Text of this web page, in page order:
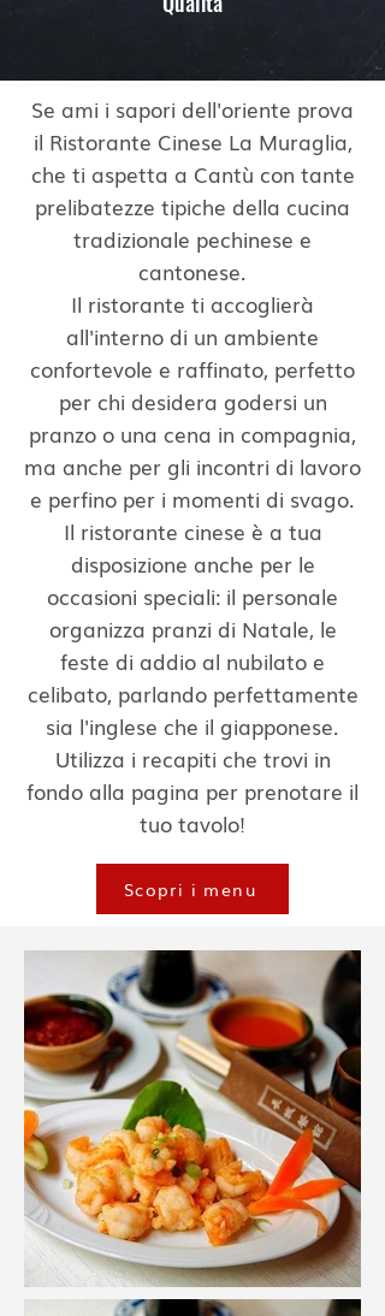
Se ami i sapori dell'oriente prova
il Ristorante Cinese La Muraglia,
che ti aspetta a Cantù con tante
prelibatezze tipiche della cucina
tradizionale pechinese e
cantonese.
Il ristorante ti accoglierà
all'interno di un ambiente
confortevole e raffinato, perfetto
per chi desidera godersi un
pranzo o una cena in compagnia,
ma anche per gli incontri di lavoro
e perfino per i momenti di svago.
Il ristorante cinese è a tua
disposizione anche per le
occasioni speciali: il personale
organizza pranzi di Natale, le
feste di addio al nubilato e
celibato, parlando perfettamente
sia l'inglese che il giapponese.
Utilizza i recapiti che trovi in
fondo alla pagina per prenotare il
tuo tavolo!
Scopri i menu